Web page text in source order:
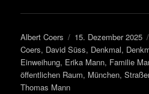
Autor
Albert Coers
Veröffentlicht
am
15. Dezember 2025
Coers, David Süss, Denkmal,
Einweihung, Erika Mann, Familie
öffentlichen Raum, München,
Thomas Mann